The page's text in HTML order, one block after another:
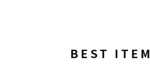
BEST ITEM